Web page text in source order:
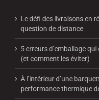
Le défi des livraisons en
question de distance
5 erreurs d’emballage
(et comment les éviter)
À l’intérieur d’une
performance thermique